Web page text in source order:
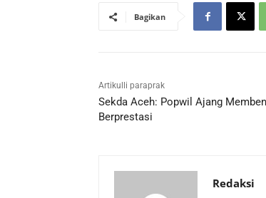
Bagikan
Artikulli paraprak
Sekda Aceh: Popwil Ajang
Berprestasi
Redaksi